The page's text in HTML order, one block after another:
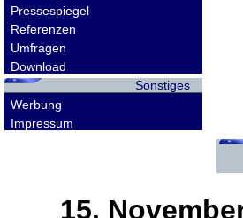
Pressespiegel
Referenzen
Umfragen
Download
Sonstiges
Werbung
Impressum
15.